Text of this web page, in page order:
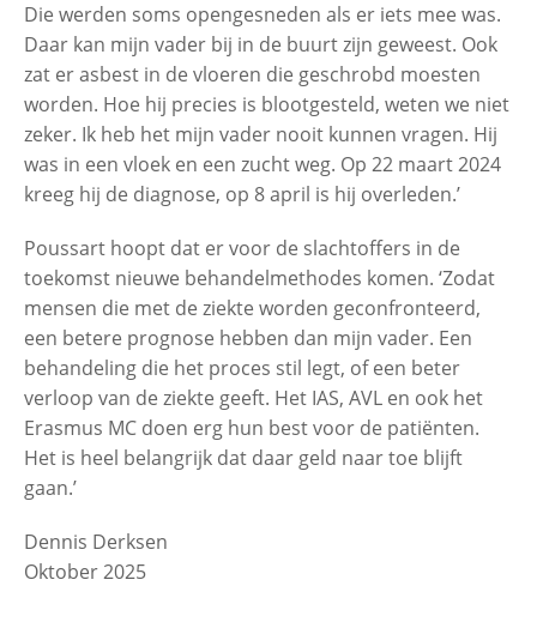
Die werden soms opengesneden als er iets mee was.
Daar kan mijn vader bij in de buurt zijn geweest. Ook
zat er asbest in de vloeren die geschrobd moesten
worden. Hoe hij precies is blootgesteld, weten we niet
zeker. Ik heb het mijn vader nooit kunnen vragen. Hij
was in een vloek en een zucht weg. Op 22 maart 2024
kreeg hij de diagnose, op 8 april is hij overleden.’
Poussart hoopt dat er voor de slachtoffers in de
toekomst nieuwe behandelmethodes komen. ‘Zodat
mensen die met de ziekte worden geconfronteerd,
een betere prognose hebben dan mijn vader. Een
behandeling die het proces stil legt, of een beter
verloop van de ziekte geeft. Het IAS, AVL en ook het
Erasmus MC doen erg hun best voor de patiënten.
Het is heel belangrijk dat daar geld naar toe blijft
gaan.’
Dennis Derksen
Oktober 2025